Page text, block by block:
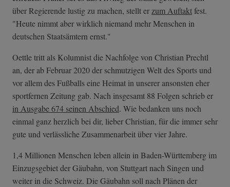
über Regierende lustig zu machen, stellt erzum Auftaktfest.
"Heute nimmt aber wirklich niemand mehr Menschen in
deutschen Staatsämtern ernst."
Oettle tritt als Kolumnist die Nachfolge von Christian Prechtl
an, der ab Februar 2020 der schmutzigen Welt des Sports und
vor allem des Fußballs eine Heimat in unserer ansonsten eher
sportfernen Zeitung gab. Nach insgesamt 88 Folgen schrieb er
in Ausgabe 674 seinen Abschied. Wie bedanken uns noch
einmal ganz herzlich bei dir, lieber Christian, für die immer sehr
gute und verlässliche Zusammenarbeit über vier Jahre.
1,4 Millionen Menschen leben allein in Baden-Württemberg im
Einzugsgebiet der Gäubahn, von Stuttgart nach Singen und
weiter in die Schweiz. Die Gäubahn soll nach Plänen der